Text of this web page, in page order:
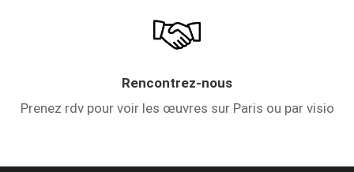
Rencontrez-nous
Prenez rdv pour voir les œuvres sur Paris ou par visio